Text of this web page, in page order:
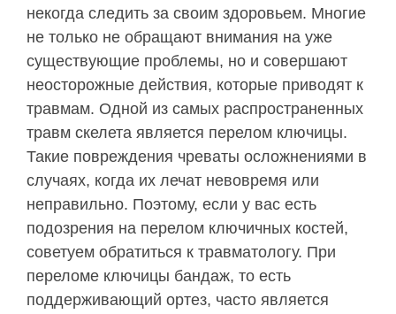
некогда следить за своим здоровьем. Многие
не только не обращают внимания на уже
существующие проблемы, но и совершают
неосторожные действия, которые приводят к
травмам. Одной из самых распространенных
травм скелета является перелом ключицы.
Такие повреждения чреваты осложнениями в
случаях, когда их лечат невовремя или
неправильно. Поэтому, если у вас есть
подозрения на перелом ключичных костей,
советуем обратиться к травматологу. При
переломе ключицы бандаж, то есть
поддерживающий ортез, часто является